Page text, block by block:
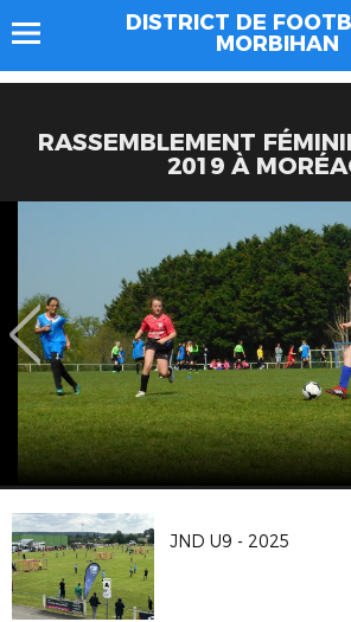
DISTRICT DE
MORBIHAN
RASSEMBLEMENT
2019 À
JND U9 - 2025